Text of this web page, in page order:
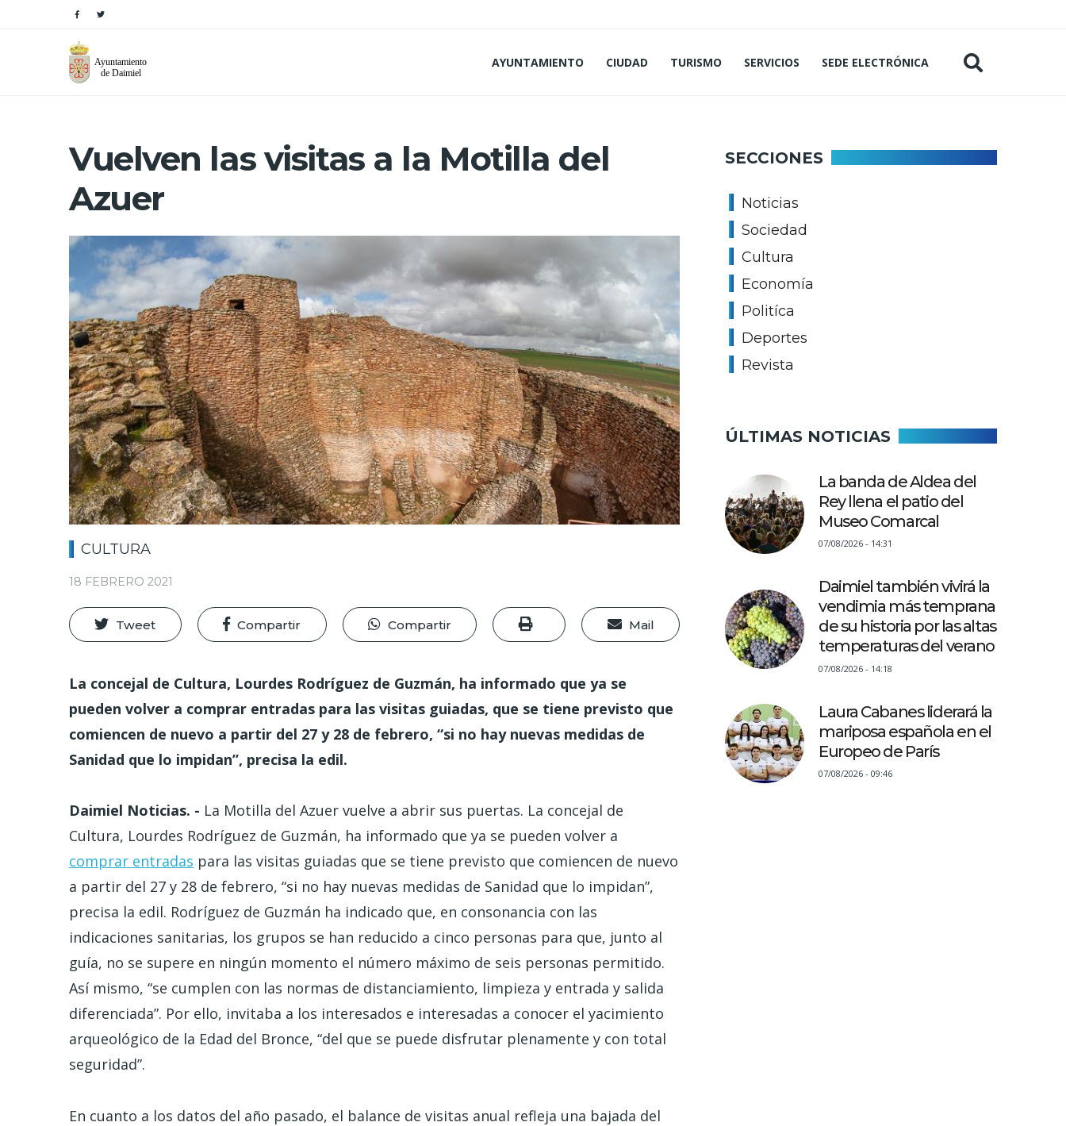
AYUNTAMIENTO CIUDAD TURISMO SERVICIOS SEDE ELECTRÓNICA
Vuelven las visitas a la Motilla del
Azuer
CULTURA
18 FEBRERO 2021
Tweet Compartir Compartir Mail
La concejal de Cultura, Lourdes Rodríguez de Guzmán, ha informado que ya se
pueden volver a comprar entradas para las visitas guiadas, que se tiene previsto que
comiencen de nuevo a partir del 27 y 28 de febrero, “si no hay nuevas medidas de
Sanidad que lo impidan”, precisa la edil.
Daimiel Noticias. - La Motilla del Azuer vuelve a abrir sus puertas. La concejal de
Cultura, Lourdes Rodríguez de Guzmán, ha informado que ya se pueden volver a
comprar entradas para las visitas guiadas que se tiene previsto que comiencen de nuevo
a partir del 27 y 28 de febrero, “si no hay nuevas medidas de Sanidad que lo impidan”,
precisa la edil. Rodríguez de Guzmán ha indicado que, en consonancia con las
indicaciones sanitarias, los grupos se han reducido a cinco personas para que, junto al
guía, no se supere en ningún momento el número máximo de seis personas permitido.
Así mismo, “se cumplen con las normas de distanciamiento, limpieza y entrada y salida
diferenciada”. Por ello, invitaba a los interesados e interesadas a conocer el yacimiento
arqueológico de la Edad del Bronce, “del que se puede disfrutar plenamente y con total
seguridad”.
En cuanto a los datos del año pasado, el balance de visitas anual refleja una bajada del
SECCIONES
Noticias
Sociedad
Cultura
Economía
Politíca
Deportes
Revista
ÚLTIMAS NOTICIAS
La banda de Aldea del
Rey llena el patio del
Museo Comarcal
07/08/2026 - 14:31
Daimiel también vivirá la
vendimia más temprana
de su historia por las altas
temperaturas del verano
07/08/2026 - 14:18
Laura Cabanes liderará la
mariposa española en el
Europeo de París
07/08/2026 - 09:46